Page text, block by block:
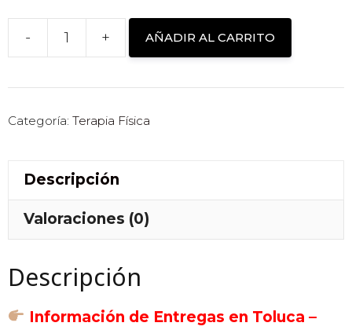
-
PARCHES
EL
Y
HOMBRO.
+ AÑADIR AL CARRITO
Categoría: Terapia Física
Descripción
Valoraciones (0)
Descripción
Información de Entregas en Toluca –